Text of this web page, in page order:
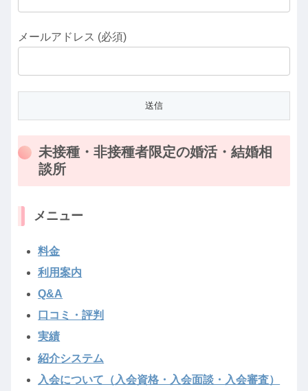
メールアドレス (必須)
未接種・非接種者限定の婚活・結婚相
談所
メニュー
料金
利用案内
Q&A
口コミ・評判
実績
紹介システム
入会について（入会資格・入会面談・入会審査）